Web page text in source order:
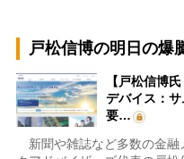
戸松信博の明日の爆
【戸松信博
デバイス：
要…
新聞や雑誌など多数の金融